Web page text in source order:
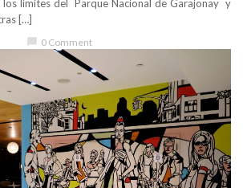
los límites del Parque Nacional de Garajonay y
[…]
chat_bubble 0 Comment